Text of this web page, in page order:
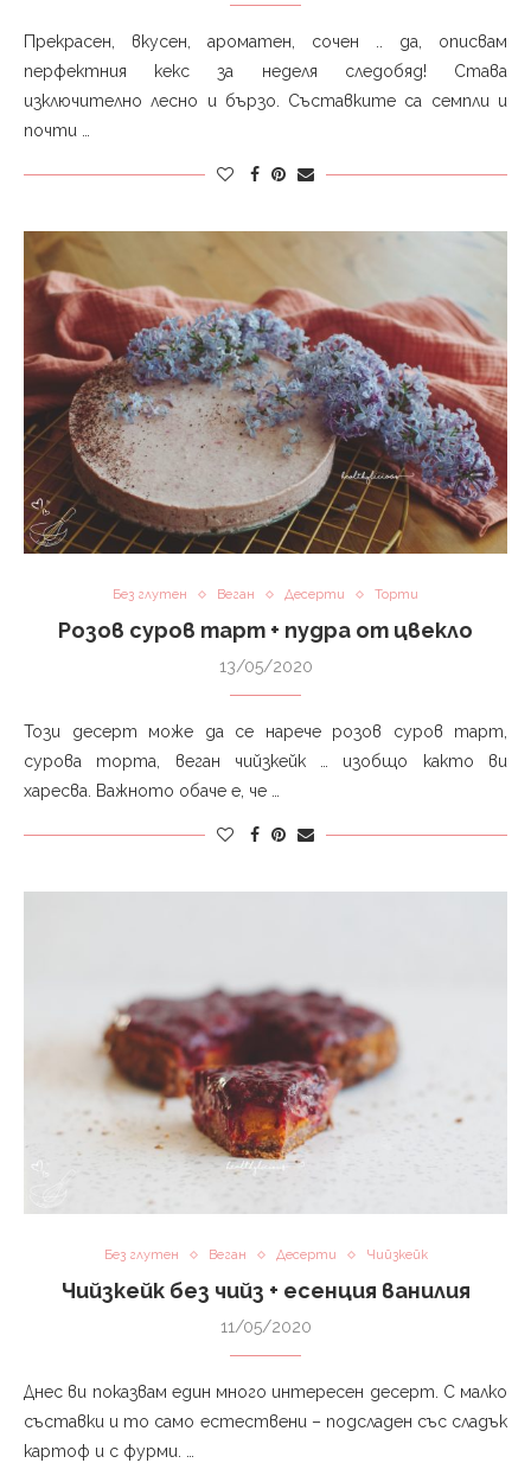
Прекрасен, вкусен, ароматен, сочен .. да, описвам
перфектния кекс за неделя следобяд! Става
изключително лесно и бързо. Съставките са семпли и
почти …
Без глутен Веган Десерти Торти
Розов суров тарт + пудра от цвекло
13/05/2020
Този десерт може да се нарече розов суров тарт,
сурова торта, веган чийзкейк … изобщо както ви
харесва. Важното обаче е, че …
Без глутен Веган Десерти Чийзкейк
Чийзкейк без чийз + есенция ванилия
11/05/2020
Днес ви показвам един много интересен десерт. С малко
съставки и то само естествени – подсладен със сладък
картоф и с фурми. …